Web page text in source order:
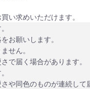
い求めいただけます。
お願いします。
せん。
で届く場合があります。
や同色のものが連続して